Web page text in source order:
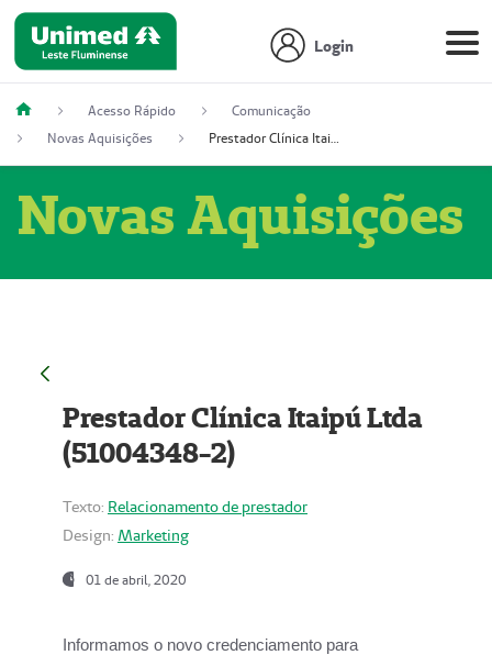
Login
Acesso Rápido
Comunicação
Novas Aquisições
Prestador Clínica Itaipú Ltda (51004348-2)
Novas Aquisições
Prestador Clínica Itaipú Ltda
(51004348-2)
Texto: Relacionamento de prestador
Design: Marketing
01 de abril, 2020
Informamos o novo credenciamento para